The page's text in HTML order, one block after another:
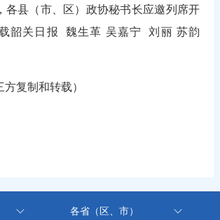
各县（市、区）政协秘书长应邀列席开
载韶关日报魏生革 吴嘉宁 刘丽 苏韵
方复制和转载）
各省（区、市）